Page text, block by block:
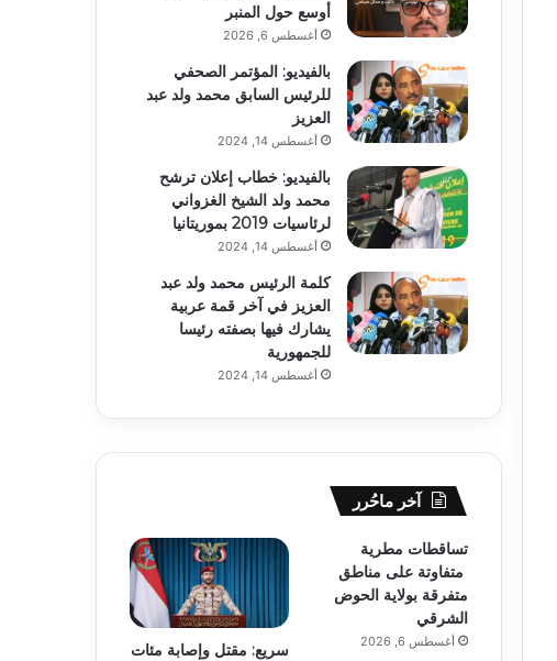
أوسع حول المنبر
أغسطس 6, 2026
بالفيديو: المؤتمر الصحفي
للرئيس السابق محمد ولد عبد
العزيز
أغسطس 14, 2024
بالفيديو: خطاب إعلان ترشح
محمد ولد الشيخ الغزواني
لرئاسيات 2019 بموريتانيا
أغسطس 14, 2024
كلمة الرئيس محمد ولد عبد
العزيز في آخر قمة عربية
يشارك فيها بصفته رئيسا
للجمهورية
أغسطس 14, 2024
آخر ماحُرر
تساقطات مطرية
متفاوتة على مناطق
متفرقة بولاية الحوض
الشرقي
أغسطس 6, 2026
سريع: مقتل وإصابة مئات